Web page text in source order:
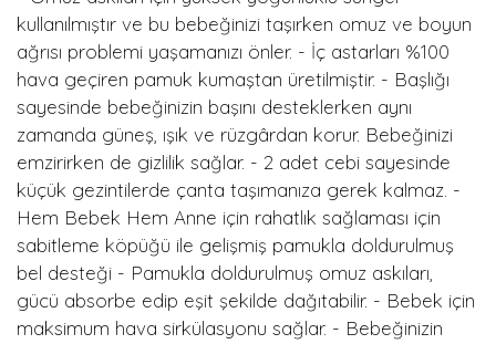
kullanılmıştır ve bu bebeğinizi taşırken omuz ve boyun
ağrısı problemi yaşamanızı önler. - İç astarları %100
hava geçiren pamuk kumaştan üretilmiştir. - Başlığı
sayesinde bebeğinizin başını desteklerken aynı
zamanda güneş, ışık ve rüzgârdan korur. Bebeğinizi
emzirirken de gizlilik sağlar. - 2 adet cebi sayesinde
küçük gezintilerde çanta taşımanıza gerek kalmaz. -
Hem Bebek Hem Anne için rahatlık sağlaması için
sabitleme köpüğü ile gelişmiş pamukla doldurulmuş
bel desteği - Pamukla doldurulmuş omuz askıları,
gücü absorbe edip eşit şekilde dağıtabilir. - Bebek için
maksimum hava sirkülasyonu sağlar. - Bebeğinizin